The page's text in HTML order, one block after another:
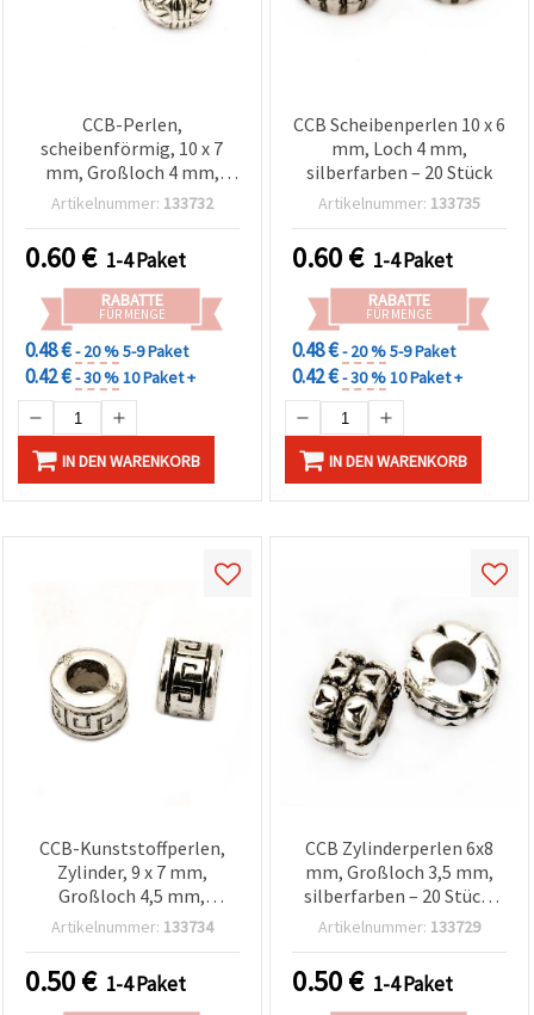
CCB-Perlen,
scheibenförmig, 10 x 7
mm, Großloch 4 mm,
silberfarben – 20 Stück
Artikelnummer: 133732
0.60€ 1-4 Paket
RABATTE
FÜR MENGE
0.48 €- 20 %5-9 Paket
0.42 €- 30 %10 Paket +
IN DEN WARENKORB
CCB Scheibenperlen 10 x 6
mm, Loch 4 mm,
silberfarben – 20 Stück
Artikelnummer: 133735
0.60€ 1-4 Paket
RABATTE
FÜR MENGE
0.48 €- 20 %5-9 Paket
0.42 €- 30 %10 Paket +
IN DEN WARENKORB
CCB-Kunststoffperlen,
Zylinder, 9 x 7 mm,
Großloch 4,5 mm,
silberfarben – 20 Stück
Artikelnummer: 133734
0.50€ 1-4 Paket
CCB Zylinderperlen 6x8
mm, Großloch 3,5 mm,
silberfarben – 20 Stück,
für Schmuckherstellung,
als Zwischenperlen
Artikelnummer: 133729
0.50€ 1-4 Paket